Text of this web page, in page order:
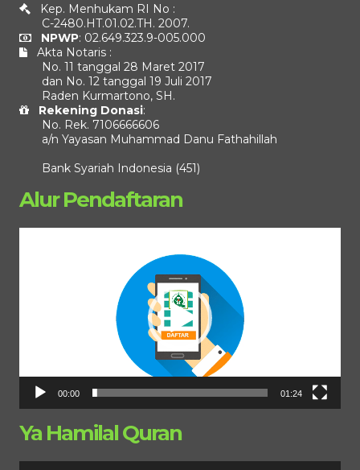
Kep. Menhukam RI No :
C-2480.HT.01.02.TH. 2007.
NPWP: 02.649.323.9-005.000
Akta Notaris :
No. 11 tanggal 28 Maret 2017
dan No. 12 tanggal 19 Juli 2017
Raden Kurmartono, SH.
Rekening Donasi:
No. Rek. 7106666606
a/n Yayasan Muhammad Danu Fathahillah
Bank Syariah Indonesia (451)
Alur Pendaftaran
00:00 01:24
Ya Hamilal Quran